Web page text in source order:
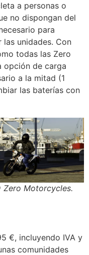
a personas o
no dispongan del
para
las unidades. Con
todas las Zero
opción de carga
a la mitad (1
las baterías con
Motorcycles.
€, incluyendo IVA y
comunidades